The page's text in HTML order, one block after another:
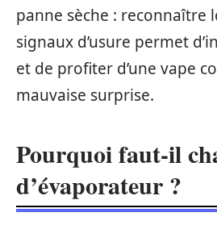
panne sèche : reconnaître
signaux d’usure permet
et de profiter d’une vape
mauvaise surprise.
Pourquoi faut-il
d’évaporateur ?